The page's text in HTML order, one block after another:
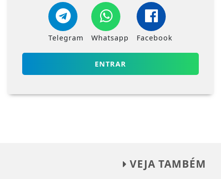
Telegram Whatsapp Facebook
ENTRAR
VEJA TAMBÉM